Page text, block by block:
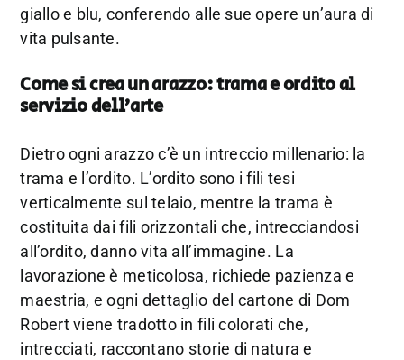
giallo e blu, conferendo alle sue opere un’aura di
vita pulsante.
Come si crea un arazzo: trama e ordito al
servizio dell’arte
Dietro ogni arazzo c’è un intreccio millenario: la
trama e l’ordito. L’ordito sono i fili tesi
verticalmente sul telaio, mentre la trama è
costituita dai fili orizzontali che, intrecciandosi
all’ordito, danno vita all’immagine. La
lavorazione è meticolosa, richiede pazienza e
maestria, e ogni dettaglio del cartone di Dom
Robert viene tradotto in fili colorati che,
intrecciati, raccontano storie di natura e